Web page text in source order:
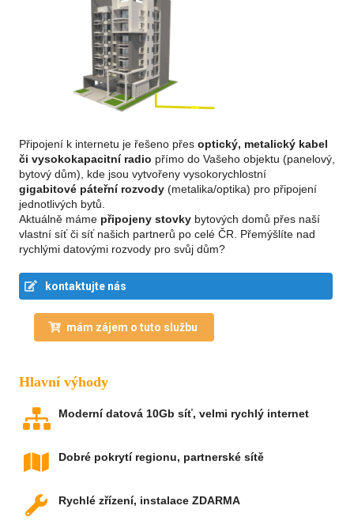
Připojení k internetu je řešeno přes optický, metalický kabel
či vysokokapacitní radio přímo do Vašeho objektu (panelový,
bytový dům), kde jsou vytvořeny vysokorychlostní
gigabitové páteřní rozvody (metalika/optika) pro připojení
jednotlivých bytů.
Aktuálně máme připojeny stovky bytových domů přes naší
vlastní síť či síť našich partnerů po celé ČR. Přemýšlíte nad
rychlými datovými rozvody pro svůj dům?
kontaktujte nás
mám zájem o tuto službu
Hlavní výhody
Moderní datová 10Gb síť, velmi rychlý internet
Dobré pokrytí regionu, partnerské sítě
Rychlé zřízení, instalace ZDARMA